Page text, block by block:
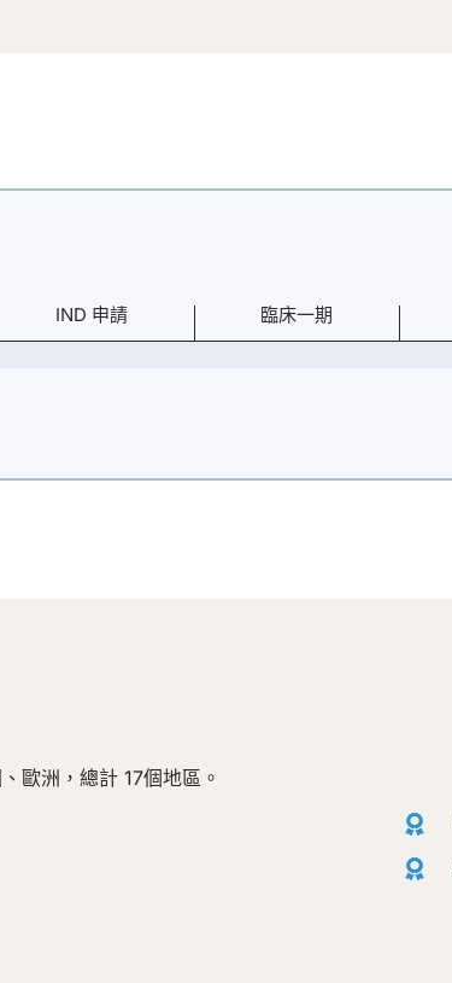
IND 申請 臨床一期
歐洲，總計 17個地區。